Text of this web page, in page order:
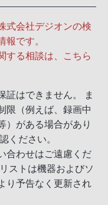
式会社デジオンの検
報です。
する相談は、
こちら
証はできません。 ま
限（例えば、録画中
）がある場合があり
ください。
合わせはご遠慮くだ
ストは機器およびソ
り予告なく更新され